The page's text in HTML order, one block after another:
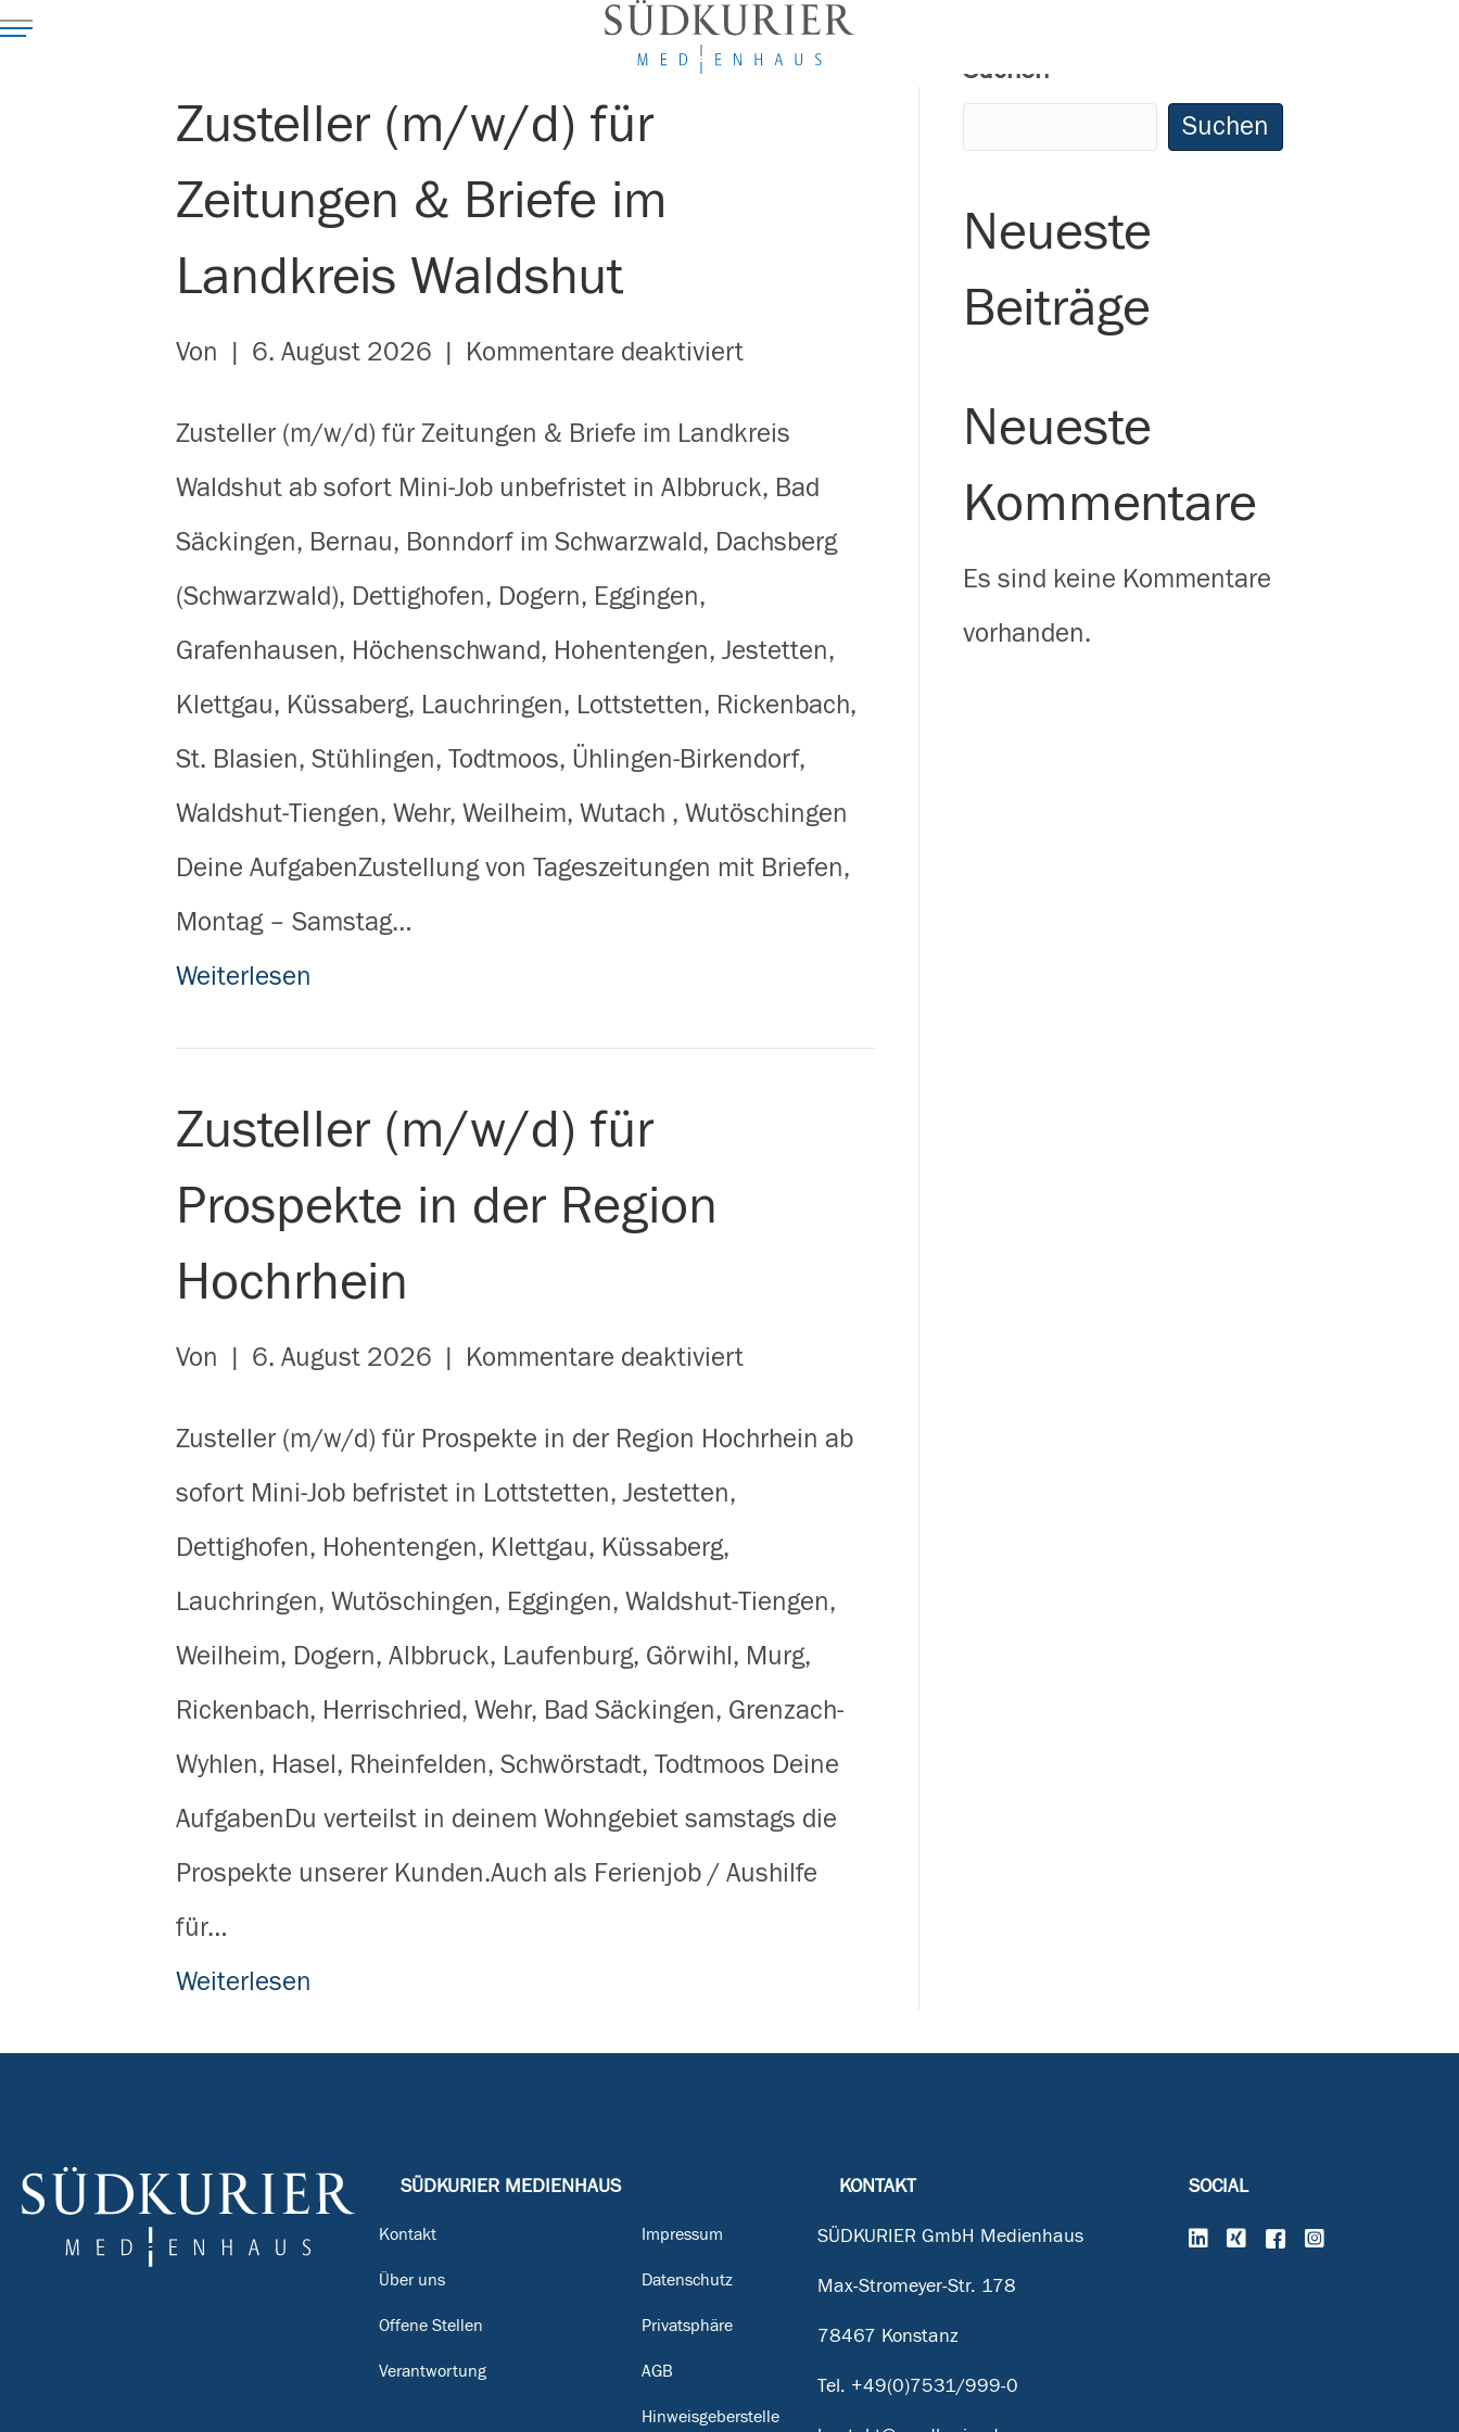
Zusteller (m/w/d) für
Zeitungen & Briefe im
Landkreis Waldshut
Von | 6. August 2026 | Kommentare deaktiviertfür
Zusteller (m/w/d) für Zeitungen & Briefe im Landkreis
Waldshut ab sofort Mini-Job unbefristet in Albbruck, Bad
Säckingen, Bernau, Bonndorf im Schwarzwald, Dachsberg
(Schwarzwald), Dettighofen, Dogern, Eggingen,
Grafenhausen, Höchenschwand, Hohentengen, Jestetten,
Klettgau, Küssaberg, Lauchringen, Lottstetten, Rickenbach,
St. Blasien, Stühlingen, Todtmoos, Ühlingen-Birkendorf,
Waldshut-Tiengen, Wehr, Weilheim, Wutach , Wutöschingen
Deine AufgabenZustellung von Tageszeitungen mit Briefen,
Montag – Samstag…
Weiterlesen
Zusteller (m/w/d) für
Prospekte in der Region
Hochrhein
Von | 6. August 2026 | Kommentare deaktiviertfür
Zusteller (m/w/d) für Prospekte in der Region Hochrhein ab
sofort Mini-Job befristet in Lottstetten, Jestetten,
Dettighofen, Hohentengen, Klettgau, Küssaberg,
Lauchringen, Wutöschingen, Eggingen, Waldshut-Tiengen,
Weilheim, Dogern, Albbruck, Laufenburg, Görwihl, Murg,
Rickenbach, Herrischried, Wehr, Bad Säckingen, Grenzach-
Wyhlen, Hasel, Rheinfelden, Schwörstadt, Todtmoos Deine
AufgabenDu verteilst in deinem Wohngebiet samstags die
Prospekte unserer Kunden.Auch als Ferienjob / Aushilfe
für…
Weiterlesen
Suchen
Suchen
Neueste
Beiträge
Neueste
Kommentare
Es sind keine Kommentare
vorhanden.
SÜDKURIER MEDIENHAUS
Kontakt
Über uns
Offene Stellen
Verantwortung
Impressum
Datenschutz
Privatsphäre
AGB
Hinweisgeberstelle
KONTAKT
SÜDKURIER GmbH Medienhaus
Max-Stromeyer-Str. 178
78467 Konstanz
Tel. +49(0)7531/999-0
SOCIAL